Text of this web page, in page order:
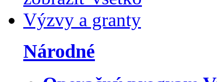
Výzvy a granty
Národné